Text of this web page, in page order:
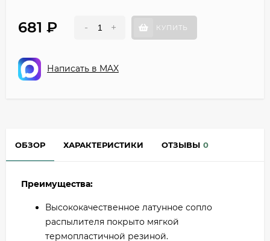
681 - + КУПИТЬ
Написать в MAX
ОБЗОР ХАРАКТЕРИСТИКИ ОТЗЫВЫ 0
Преимущества:
Высококачественное латунное сопло
распылителя покрыто мягкой
термопластичной резиной.